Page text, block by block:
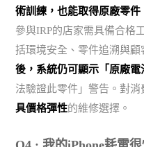
術訓練，也能取得原廠零
參與IRP的店家需具備合格
括環境安全、零件追溯與
後，系統仍可顯示「原廠電
法驗證此零件」警告。對消
具價格彈性的維修選擇。